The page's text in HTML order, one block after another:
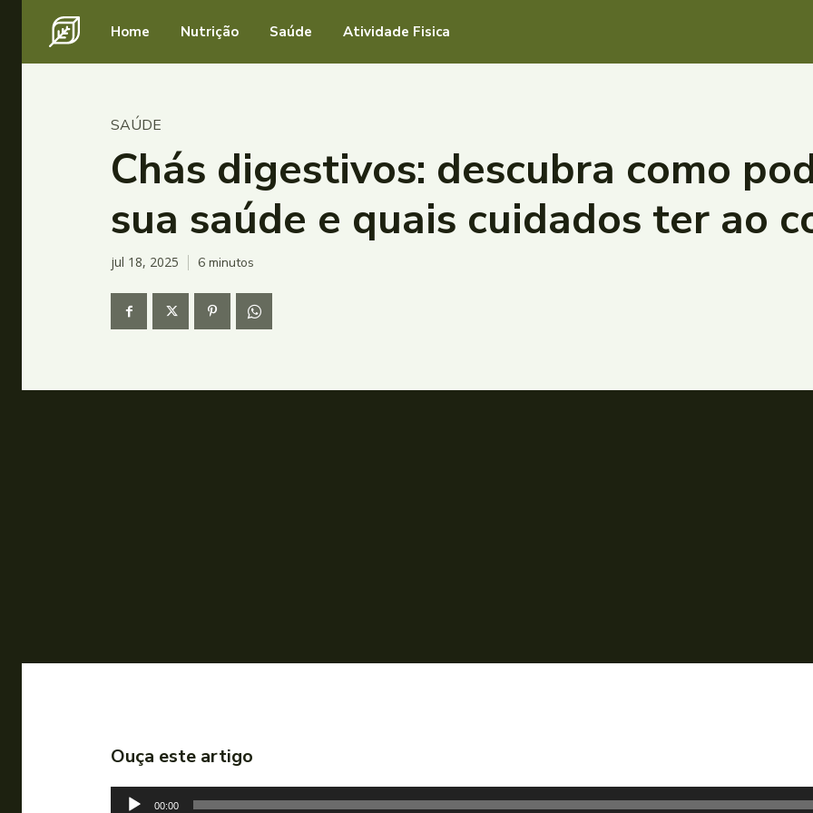
Home Nutrição Saúde Atividade Fisica
SAÚDE
Chás digestivos: descubra como
sua saúde e quais cuidados ter ao
jul 18, 2025 6 minutos
Ouça este artigo
00:00